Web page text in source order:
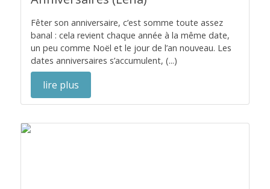
Fêter son anniversaire, c’est somme toute assez
banal : cela revient chaque année à la même date,
un peu comme Noël et le jour de l’an nouveau. Les
dates anniversaires s’accumulent, (...)
lire plus